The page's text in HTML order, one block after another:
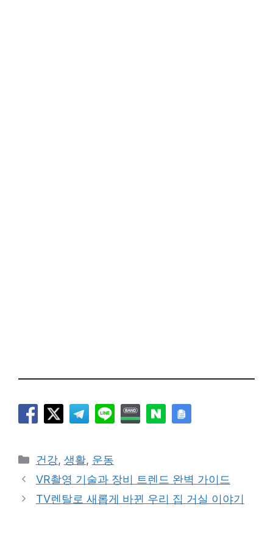
카
테
리
건강, 생활, 운동
VR촬영 기술과 장비 트렌드 완벽 가이드
TV렌탈로 새롭게 바뀐 우리 집 거실 이야기